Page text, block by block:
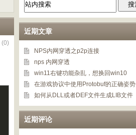
(0)
近期文章
NPS内网穿透之p2p连接
nps 内网穿透
win11右键功能杂乱，想换回win10
在游戏协议中使用Protobuf的正确姿势
如何从DLL或者DEF文件生成LIB文件
近期评论